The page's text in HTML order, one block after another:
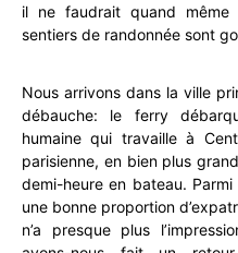
il ne faudrait quand même
sentiers de randonnée sont
Nous arrivons dans la ville
débauche: le ferry
humaine qui travaille à
parisienne, en bien plus
demi-heure en bateau.
une bonne proportion
n’a presque plus